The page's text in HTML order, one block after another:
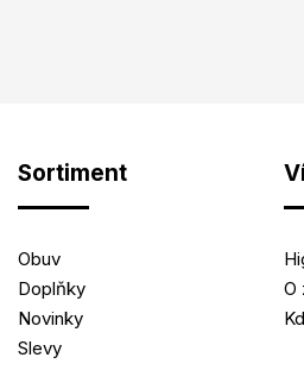
Sortiment
Obuv
Doplňky
Novinky
Slevy
O